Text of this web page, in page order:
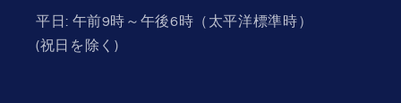
平日: 午前9時～午後6時（太平洋標準時）
(祝日を除く)